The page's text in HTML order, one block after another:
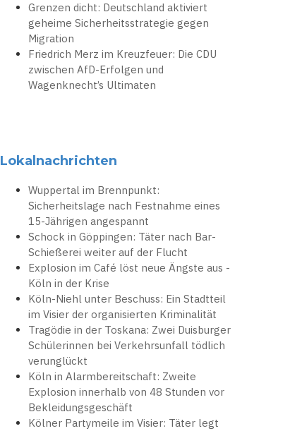
Grenzen dicht: Deutschland aktiviert
geheime Sicherheitsstrategie gegen
Migration
Friedrich Merz im Kreuzfeuer: Die CDU
zwischen AfD-Erfolgen und
Wagenknecht’s Ultimaten
Lokalnachrichten
Wuppertal im Brennpunkt:
Sicherheitslage nach Festnahme eines
15-Jährigen angespannt
Schock in Göppingen: Täter nach Bar-
Schießerei weiter auf der Flucht
Explosion im Café löst neue Ängste aus -
Köln in der Krise
Köln-Niehl unter Beschuss: Ein Stadtteil
im Visier der organisierten Kriminalität
Tragödie in der Toskana: Zwei Duisburger
Schülerinnen bei Verkehrsunfall tödlich
verunglückt
Köln in Alarmbereitschaft: Zweite
Explosion innerhalb von 48 Stunden vor
Bekleidungsgeschäft
Kölner Partymeile im Visier: Täter legt